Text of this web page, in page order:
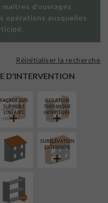
d'ouvrages
opérations auxquelles
D'INTERVENTION
Réinitialiser la recherche
FAÇADE SUR
SUPPORT
LINÉAIRE
ISOLATION
THERMIQUE
INTÉRIEURE
RÉFECTION DES
TOITURES
SURÉLÉVATION
EXTENSION
PROCÉDÉ
PARTICULIER